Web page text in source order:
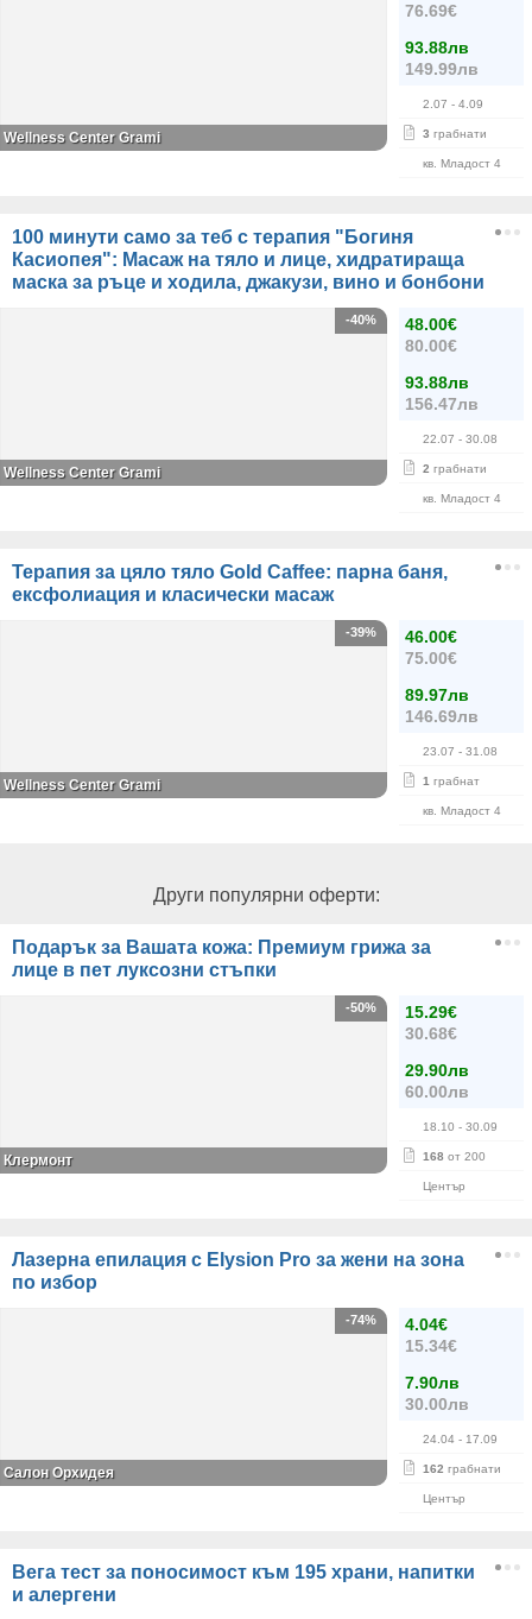
76.69€
93.88лв
149.99лв
2.07 - 4.09
3 грабнати
кв. Младост 4
Wellness Center Grami
100 минути само за теб с терапия "Богиня
Касиопея": Масаж на тяло и лице, хидратираща
маска за ръце и ходила, джакузи, вино и бонбони
48.00€
80.00€
93.88лв
156.47лв
22.07 - 30.08
2 грабнати
кв. Младост 4
-40%
Wellness Center Grami
Терапия за цяло тяло Gold Caffee: парна баня,
ексфолиация и класически масаж
46.00€
75.00€
89.97лв
146.69лв
23.07 - 31.08
1 грабнат
кв. Младост 4
-39%
Wellness Center Grami
Други популярни оферти:
Подарък за Вашата кожа: Премиум грижа за
лице в пет луксозни стъпки
15.29€
30.68€
29.90лв
60.00лв
18.10 - 30.09
168 от 200
Център
-50%
Клермонт
Лазерна епилация с Elysion Pro за жени на зона
по избор
4.04€
15.34€
7.90лв
30.00лв
24.04 - 17.09
162 грабнати
Център
-74%
Салон Орхидея
Вега тест за поносимост към 195 храни, напитки
и алергени